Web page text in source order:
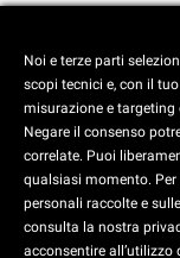
Privacy Policy
FOOTER
Aggiorna le
Noi e terze parti
scopi tecnici e, con il
misurazione e targeting
Negare il consenso
correlate. Puoi
qualsiasi momento.
personali raccolte e
consulta la nostra
acconsentire